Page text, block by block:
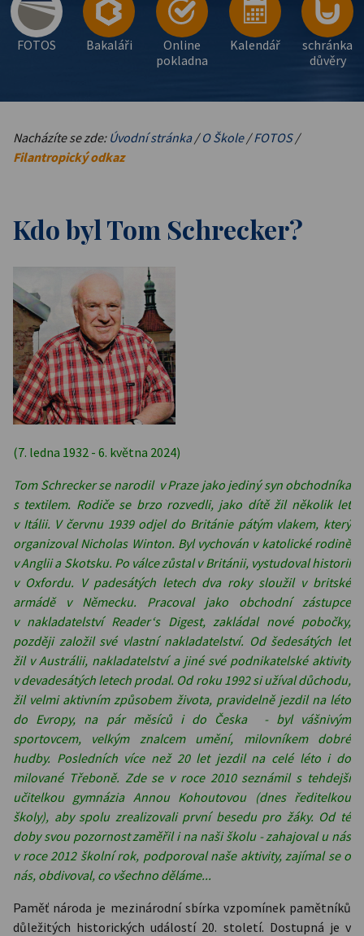
FOTOS Bakaláři
Online
pokladna
Kalendář
schránka
důvěry
Nacházíte se zde: Úvodní stránka/O Škole/FOTOS/
Filantropický odkaz
Kdo byl Tom Schrecker?
(7. ledna 1932 - 6. května 2024)
Tom Schrecker se narodil v Praze jako jediný syn obchodníka
s textilem. Rodiče se brzo rozvedli, jako dítě žil několik let
v Itálii. V červnu 1939 odjel do Británie pátým vlakem, který
organizoval Nicholas Winton. Byl vychován v katolické rodině
v Anglii a Skotsku. Po válce zůstal v Británii, vystudoval historii
v Oxfordu. V padesátých letech dva roky sloužil v britské
armádě v Německu. Pracoval jako obchodní zástupce
v nakladatelství Reader‘s Digest, zakládal nové pobočky,
později založil své vlastní nakladatelství. Od šedesátých let
žil v Austrálii, nakladatelství a jiné své podnikatelské aktivity
v devadesátých letech prodal. Od roku 1992 si užíval důchodu,
žil velmi aktivním způsobem života, pravidelně jezdil na léto
do Evropy, na pár měsíců i do Česka - byl vášnivým
sportovcem, velkým znalcem umění, milovníkem dobré
hudby. Posledních více než 20 let jezdil na celé léto i do
milované Třeboně. Zde se v roce 2010 seznámil s tehdejší
učitelkou gymnázia Annou Kohoutovou (dnes ředitelkou
školy), aby spolu zrealizovali první besedu pro žáky. Od té
doby svou pozornost zaměřil i na naši školu - zahajoval u nás
v roce 2012 školní rok, podporoval naše aktivity, zajímal se o
nás, obdivoval, co všechno děláme...
Paměť národa je mezinárodní sbírka vzpomínek pamětníků
důležitých historických událostí 20. století. Dostupná je v